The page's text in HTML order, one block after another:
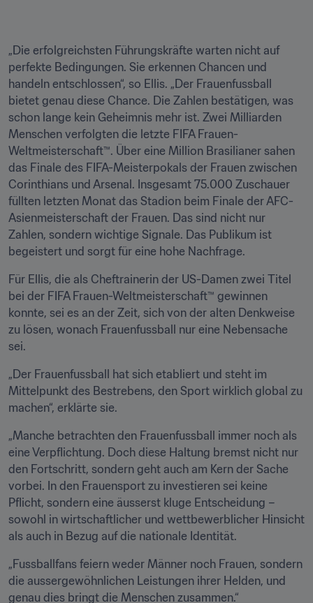
„Die erfolgreichsten Führungskräfte warten nicht auf
perfekte Bedingungen. Sie erkennen Chancen und
handeln entschlossen“, so Ellis. „Der Frauenfussball
bietet genau diese Chance. Die Zahlen bestätigen, was
schon lange kein Geheimnis mehr ist. Zwei Milliarden
Menschen verfolgten die letzte FIFA Frauen-
Weltmeisterschaft™. Über eine Million Brasilianer sahen
das Finale des FIFA-Meisterpokals der Frauen zwischen
Corinthians und Arsenal. Insgesamt 75.000 Zuschauer
füllten letzten Monat das Stadion beim Finale der AFC-
Asienmeisterschaft der Frauen. Das sind nicht nur
Zahlen, sondern wichtige Signale. Das Publikum ist
begeistert und sorgt für eine hohe Nachfrage.
Für Ellis, die als Cheftrainerin der US-Damen zwei Titel
bei der FIFA Frauen-Weltmeisterschaft™ gewinnen
konnte, sei es an der Zeit, sich von der alten Denkweise
zu lösen, wonach Frauenfussball nur eine Nebensache
sei.
„Der Frauenfussball hat sich etabliert und steht im
Mittelpunkt des Bestrebens, den Sport wirklich global zu
machen“, erklärte sie.
„Manche betrachten den Frauenfussball immer noch als
eine Verpflichtung. Doch diese Haltung bremst nicht nur
den Fortschritt, sondern geht auch am Kern der Sache
vorbei. In den Frauensport zu investieren sei keine
Pflicht, sondern eine äusserst kluge Entscheidung –
sowohl in wirtschaftlicher und wettbewerblicher Hinsicht
als auch in Bezug auf die nationale Identität.
„Fussballfans feiern weder Männer noch Frauen, sondern
die aussergewöhnlichen Leistungen ihrer Helden, und
genau dies bringt die Menschen zusammen.“